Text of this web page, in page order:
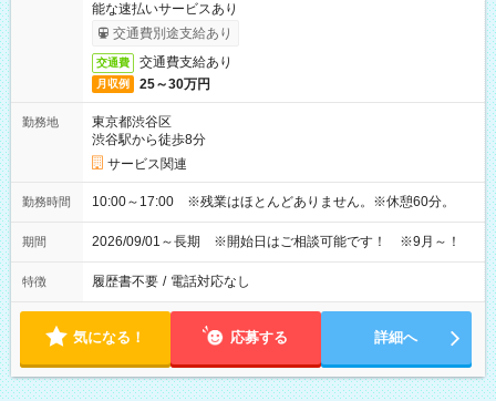
能な速払いサービスあり
交通費別途支給あり
交通費 交通費支給あり
月収例 25～30万円
勤務地
東京都渋谷区
渋谷駅から徒歩8分
サービス関連
勤務時間 10:00～17:00 ※残業はほとんどありません。※休憩60分。
期間 2026/09/01～長期 ※開始日はご相談可能です！ ※9月～！
特徴 履歴書不要 / 電話対応なし
気になる！ 応募する 詳細へ